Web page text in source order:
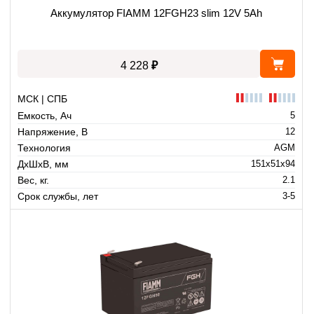
Аккумулятор FIAMM 12FGH23 slim 12V 5Ah
4 228 ₽
МСК | СПБ
Емкость, Ач
5
Напряжение, В 12
Технология AGM
ДхШхВ, мм 151x51x94
Вес, кг. 2.1
Срок службы, лет 3-5